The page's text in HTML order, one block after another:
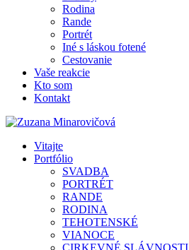
Rodina
Rande
Portrét
Iné s láskou fotené
Cestovanie
Vaše reakcie
Kto som
Kontakt
Vitajte
Portfólio
SVADBA
PORTRÉT
RANDE
RODINA
TEHOTENSKÉ
VIANOCE
CIRKEVNÉ SLÁVNOSTI